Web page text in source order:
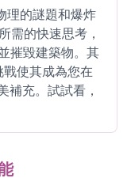
理的謎題和爆炸
需的快速思考，
摧毀建築物。其
使其成為您在
補充。試試看，